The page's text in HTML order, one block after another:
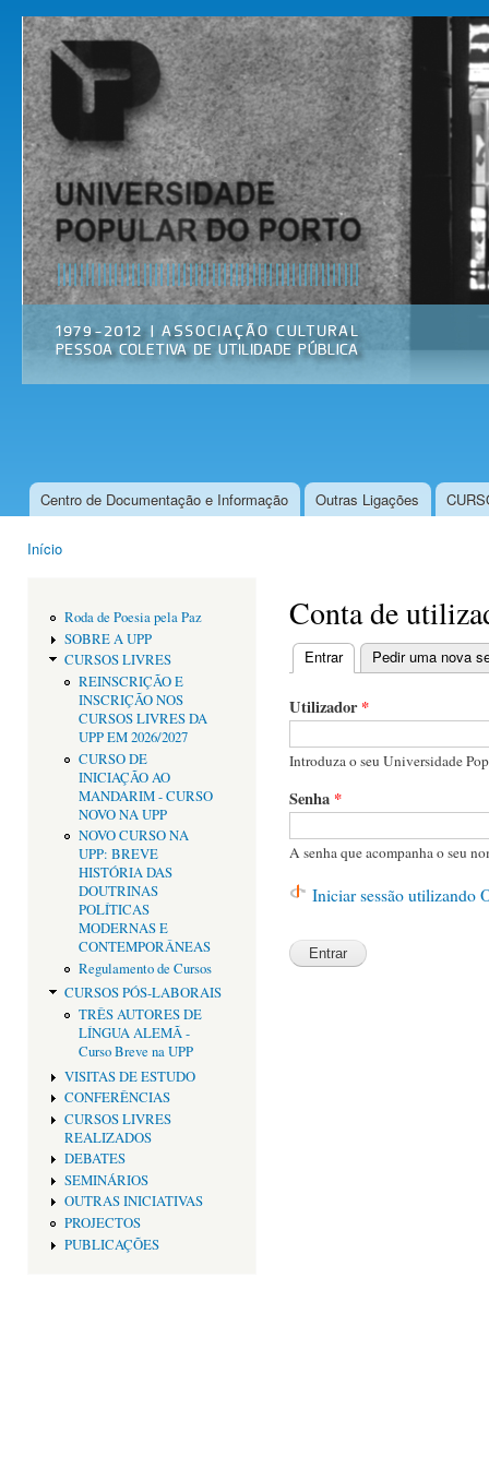
Universidade
Popular do
Porto
Associação
Cultural
Menu principal
Centro de Documentação e Informação Outras Ligações
Início
Roda de Poesia pela Paz
SOBRE A UPP
CURSOS LIVRES
REINSCRIÇÃO E
INSCRIÇÃO NOS
CURSOS LIVRES DA
UPP EM 2026/2027
CURSO DE
INICIAÇÃO AO
MANDARIM - CURSO
NOVO NA UPP
NOVO CURSO NA
UPP: BREVE
HISTÓRIA DAS
DOUTRINAS
POLÍTICAS
MODERNAS E
CONTEMPORÂNEAS
Regulamento de Cursos
CURSOS PÓS-LABORAIS
TRÊS AUTORES DE
LÍNGUA ALEMÃ -
Curso Breve na UPP
VISITAS DE ESTUDO
CONFERÊNCIAS
CURSOS LIVRES
REALIZADOS
DEBATES
SEMINÁRIOS
OUTRAS INICIATIVAS
PROJECTOS
PUBLICAÇÕES
Conta de
Separadores
Entrar(separador ativo)
Pedir uma nova
Utilizador*
Introduza o seu Universidade
Senha *
A senha que acompanha o seu
Iniciar sessão utilizando